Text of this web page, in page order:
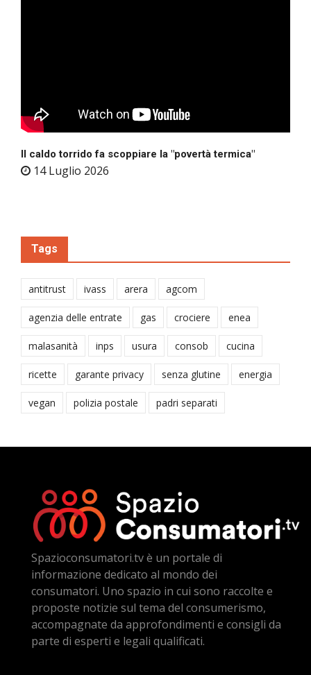
Il caldo torrido fa scoppiare la "povertà termica"
14 Luglio 2026
Tags
antitrust ivass arera agcom
agenzia delle entrate gas crociere enea
malasanità inps usura consob cucina
ricette garante privacy senza glutine energia
vegan polizia postale padri separati
Spazioconsumatori.tv è un portale di
informazione dedicato al mondo dei
consumatori. Uno spazio in cui sono raccolte e
proposte notizie sul tema del consumerismo,
accompagnate da approfondimenti e consigli da
parte di esperti e legali qualificati.